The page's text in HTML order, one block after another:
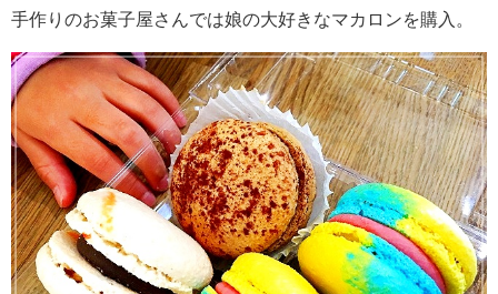
手作りのお菓子屋さんでは娘の大好きなマカロンを購入。